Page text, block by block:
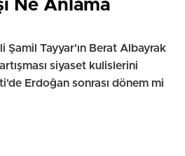
Ne Anlama
Şamil Tayyar'ın Berat Albayrak
siyaset kulislerini
Erdoğan sonrası dönem mi